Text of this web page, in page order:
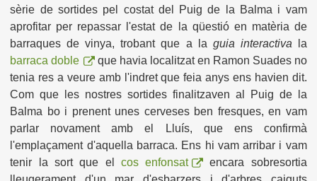
sèrie de sortides pel costat del Puig de la Balma i vam
aprofitar per repassar l'estat de la qüestió en matèria de
barraques de vinya, trobant que a la guia interactivala
barraca doble
que havia localitzat en Ramon Suades no
tenia res a veure amb l'indret que feia anys ens havien dit.
Com que les nostres sortides finalitzaven al Puig de la
Balma bo i prenent unes cerveses ben fresques, en vam
parlar novament amb el Lluís, que ens confirmà
l'emplaçament d'aquella barraca. Ens hi vam arribar i vam
tenir la sort que el cos enfonsat
encara sobresortia